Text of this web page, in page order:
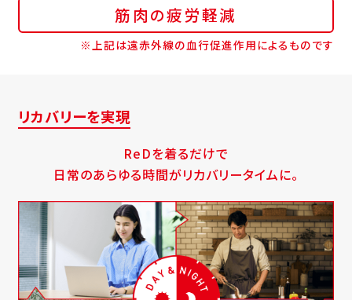
筋肉の疲労軽減
※上記は遠赤外線の血行促進作用によるものです
リカバリーを実現
ReDを着るだけで
日常のあらゆる時間がリカバリータイムに。